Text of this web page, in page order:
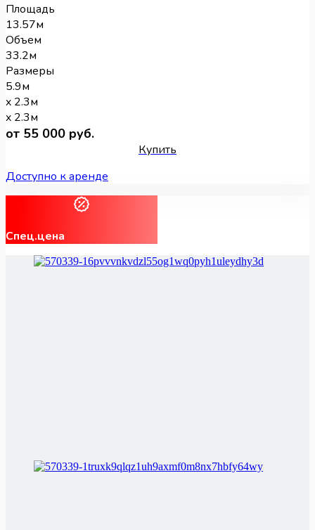
Площадь
13.57м
Объем
33.2м
Размеры
5.9м
x 2.3м
x 2.3м
от 55 000 руб.
Купить
Доступно к аренде
Спец.цена